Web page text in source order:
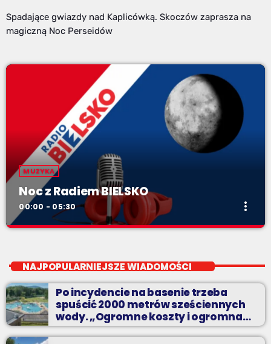
Spadające gwiazdy nad Kaplicówką. Skoczów zaprasza na
magiczną Noc Perseidów
MUZYKA
Noc z Radiem BIELSKO
00:00 - 05:30 more_vert
Nocą, kiedy wszyscy śpią - my gramy dalej. I to właśnie nocą
można "upolować" na naszej antenie prawdziwe muzyczne
perełki.
NAJPOPULARNIEJSZE WIADOMOŚCI
Po incydencie na basenie trzeba
spuścić 2000 metrów sześciennych
wody. „Ogromne koszty i ogromna
praca”